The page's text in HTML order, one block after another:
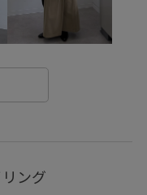
カジュアル
コットン
シャツ
りにくい
リ見え
ング